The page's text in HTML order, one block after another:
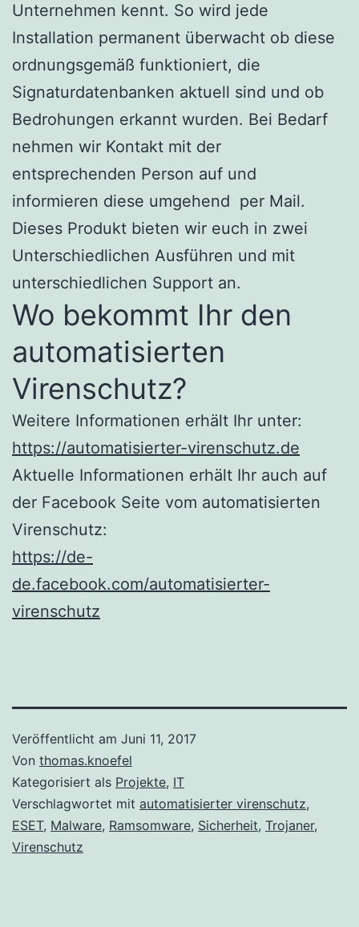
Unternehmen kennt. So wird jede
Installation permanent überwacht ob diese
ordnungsgemäß funktioniert, die
Signaturdatenbanken aktuell sind und ob
Bedrohungen erkannt wurden. Bei Bedarf
nehmen wir Kontakt mit der
entsprechenden Person auf und
informieren diese umgehend per Mail.
Dieses Produkt bieten wir euch in zwei
Unterschiedlichen Ausführen und mit
unterschiedlichen Support an.
Wo bekommt Ihr den
automatisierten
Virenschutz?
Weitere Informationen erhält Ihr unter:
https://automatisierter-virenschutz.de
Aktuelle Informationen erhält Ihr auch auf
der Facebook Seite vom automatisierten
Virenschutz:
https://de-
de.facebook.com/automatisierter-
virenschutz
Veröffentlicht am Juni 11, 2017
Von thomas.knoefel
Kategorisiert als Projekte, IT
Verschlagwortet mit automatisierter virenschutz,
ESET, Malware, Ramsomware, Sicherheit, Trojaner,
Virenschutz